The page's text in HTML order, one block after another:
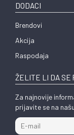
DODACI
Brendovi
Akcija
Raspodaja
ŽELITE LI DA SE
Za najnovije
prijavite se na